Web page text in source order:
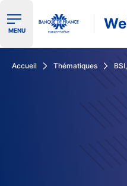
Ouvrir le menu de
MENU
Accueil Thématiques